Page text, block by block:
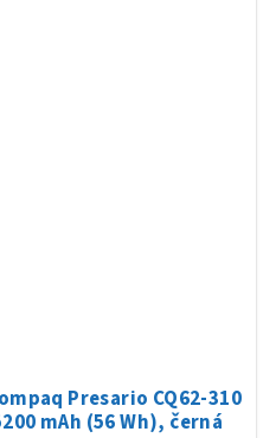
Presario CQ62-310
mAh (56 Wh), černá